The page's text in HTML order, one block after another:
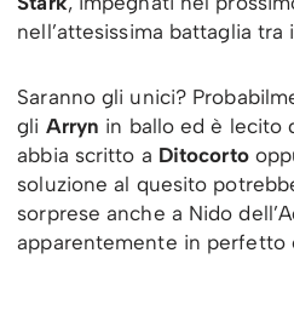
nell’attesissima battaglia tra
Saranno gli unici?
gli Arryn in ballo ed è lecito
abbia scritto a Ditocorto
soluzione al quesito
sorprese anche a Nido
apparentemente in perfetto